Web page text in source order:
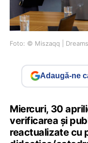
Foto: © Miszaqq |
Adaugă-ne
Miercuri, 30
verificarea și
reactualizate cu